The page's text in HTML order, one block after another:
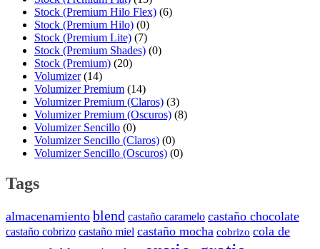
Stock (Premium Hilo Flex) (6)
Stock (Premium Hilo) (0)
Stock (Premium Lite) (7)
Stock (Premium Shades) (0)
Stock (Premium) (20)
Volumizer (14)
Volumizer Premium (14)
Volumizer Premium (Claros) (3)
Volumizer Premium (Oscuros) (8)
Volumizer Sencillo (0)
Volumizer Sencillo (Claros) (0)
Volumizer Sencillo (Oscuros) (0)
Tags
almacenamiento blend castaño caramelo castaño chocolate
castaño cobrizo castaño miel castaño mocha cobrizo cola de